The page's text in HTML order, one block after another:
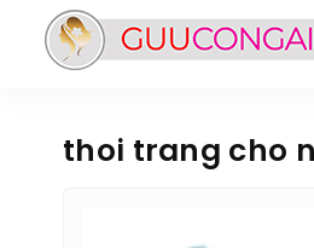
thoi trang cho